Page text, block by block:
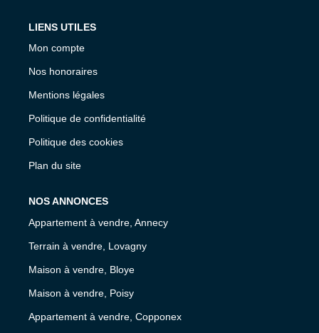
LIENS UTILES
Mon compte
Nos honoraires
Mentions légales
Politique de confidentialité
Politique des cookies
Plan du site
NOS ANNONCES
Appartement à vendre, Annecy
Terrain à vendre, Lovagny
Maison à vendre, Bloye
Maison à vendre, Poisy
Appartement à vendre, Copponex